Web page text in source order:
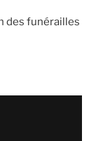
des funérailles